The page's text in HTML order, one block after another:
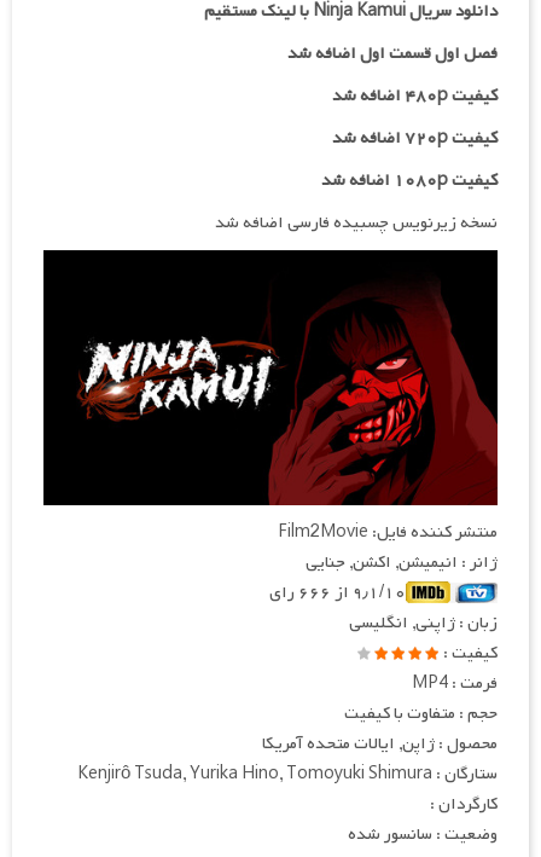
دانلود سریال Ninja Kamui با لینک مستقیم
فصل اول قسمت اول اضافه شد
کیفیت ۴۸۰p اضافه شد
کیفیت ۷۲۰p
اضافه شد
کیفیت ۱۰۸۰p اضافه شد
نسخه زیرنویس چسبیده فارسی اضافه شد
منتشر کننده فایل: Film2Movie
ژانر : انیمیشن, اکشن, جنایی
۹٫۱/۱۰ از ۶۶۶ رای
زبان : ژاپنی, انگلیسی
کیفیت :
فرمت : MP4
حجم : متفاوت با کیفیت
محصول : ژاپن, ایالات متحده آمریکا
ستارگان : Kenjirô Tsuda, Yurika Hino, Tomoyuki Shimura
کارگردان :
وضعیت : سانسور شده